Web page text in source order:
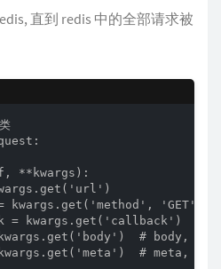
直到 redis 中的全部请求被
**kwargs):
kwargs.get('method', 'GET')
kwargs.get('callback')  # 回
# body,
# meta, 携带